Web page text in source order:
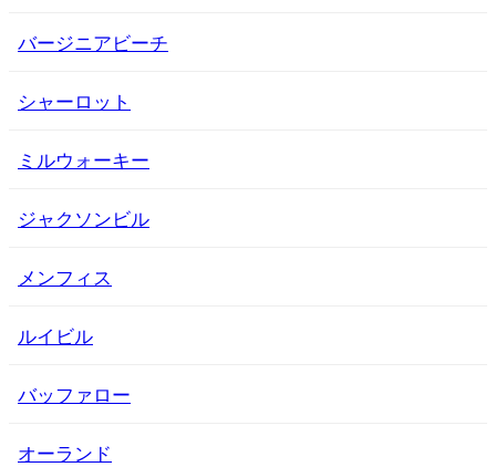
バージニアビーチ
シャーロット
ミルウォーキー
ジャクソンビル
メンフィス
ルイビル
バッファロー
オーランド